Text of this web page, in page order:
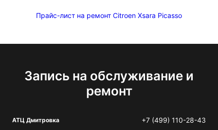
Прайс-лист на ремонт Citroen Xsara Picasso
Запись на обслуживание и
ремонт
АТЦ Дмитровка +7 (499) 110-28-43